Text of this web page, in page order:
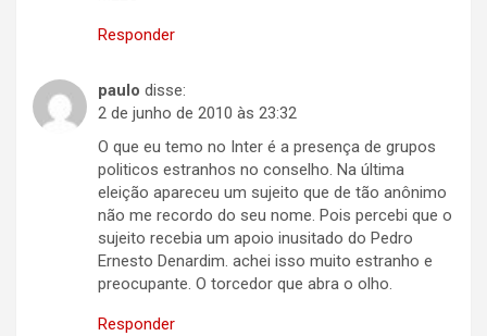
Responder
paulo disse:
2 de junho de 2010 às 23:32
O que eu temo no Inter é a presença de grupos
politicos estranhos no conselho. Na última
eleição apareceu um sujeito que de tão anônimo
não me recordo do seu nome. Pois percebi que o
sujeito recebia um apoio inusitado do Pedro
Ernesto Denardim. achei isso muito estranho e
preocupante. O torcedor que abra o olho.
Responder